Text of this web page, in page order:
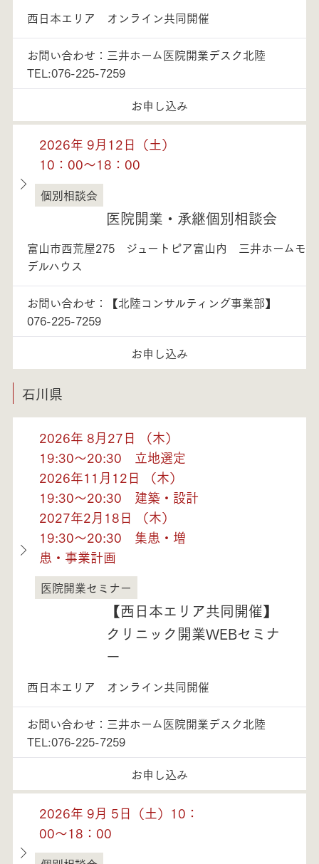
西日本エリア オンライン共同開催
お問い合わせ：三井ホーム医院開業デスク北陸
TEL:076-225-7259
お申し込み
2026年 9月12日（土）
10：00～18：00
富山県
個別相談会
医院開業・承継個別相談会
富山市西荒屋275 ジュートピア富山内 三井ホームモ
デルハウス
お問い合わせ：【北陸コンサルティング事業部】
076-225-7259
お申し込み
石川県
2026年 8月27日 （木）
19:30～20:30 立地選定
2026年11月12日 （木）
19:30～20:30 建築・設計
2027年2月18日 （木）
19:30～20:30 集患・増
患・事業計画
石川県
医院開業セミナー
【西日本エリア共同開催】
クリニック開業WEBセミナ
ー
西日本エリア オンライン共同開催
お問い合わせ：三井ホーム医院開業デスク北陸
TEL:076-225-7259
お申し込み
2026年 9月 5日（土）10：
00～18：00